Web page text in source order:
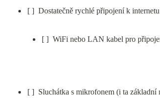
[ ]  WiFi nebo LAN kabel pro
[ ]  Sluchátka s mikrofonem (i ta